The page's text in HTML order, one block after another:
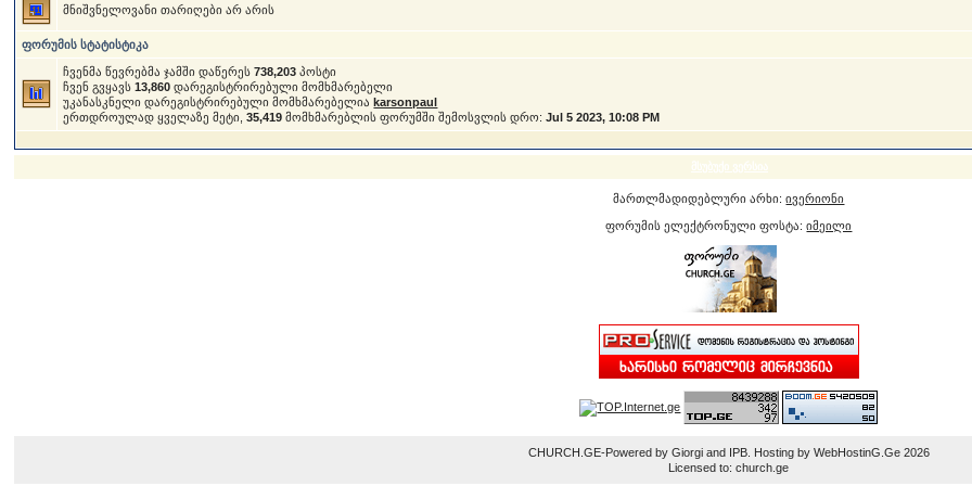
მნიშვნელოვანი თარიღები არ არის
ფორუმის სტატისტიკა
ჩვენმა წევრებმა ჯამში დაწერეს738,203 პოსტი
ჩვენ გვყავს13,860 დარეგისტრირებული მომხმარებელი
უკანასკნელი დარეგისტრირებული მომხმარებელიაkarsonpaul
ერთდროულად ყველაზე მეტი,35,419 მომხმარებლის ფორუმში შემოსვლის დრო:Jul 5 2023, 10:08 PM
მსუბუქი ვერსია
მართლმადიდებლური არხი:ივერიონი
ფორუმის ელექტრონული ფოსტა:იმეილი
CHURCH.GE-Powered by Giorgi and IPB. Hosting by WebHostinG.Ge 2026
Licensed to: church.ge